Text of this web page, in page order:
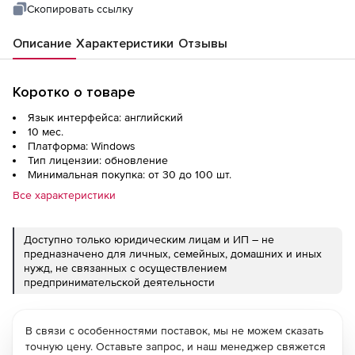
Скопировать ссылку
Описание Характеристики Отзывы
Коротко о товаре
Язык интерфейса: английский
10 мес.
Платформа: Windows
Тип лицензии: обновление
Минимальная покупка: от 30 до 100 шт.
Все характеристики
Доступно только юридическим лицам и ИП – не
предназначено для личных, семейных, домашних и иных
нужд, не связанных с осуществлением
предпринимательской деятельности
В связи с особенностями поставок, мы не можем сказать
точную цену. Оставьте запрос, и наш менеджер свяжется